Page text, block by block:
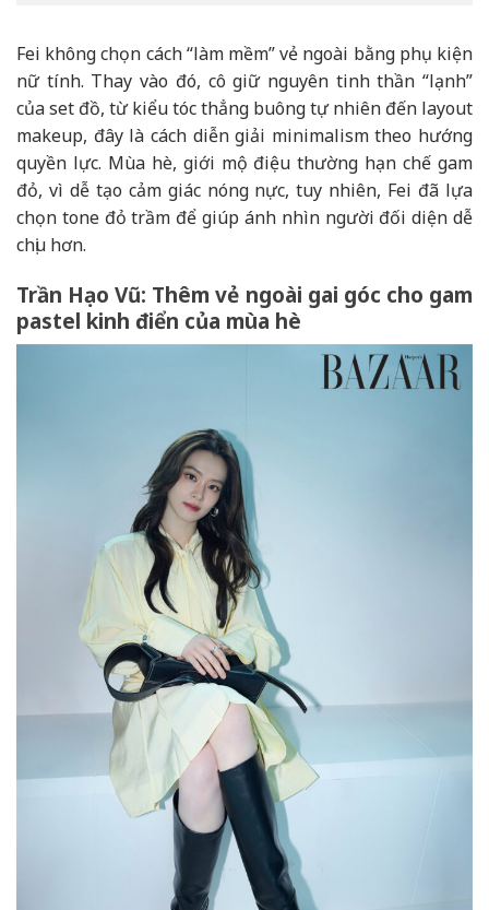
Fei không chọn cách “làm mềm” vẻ ngoài bằng phụ kiện
nữ tính. Thay vào đó, cô giữ nguyên tinh thần “lạnh”
của set đồ, từ kiểu tóc thẳng buông tự nhiên đến layout
makeup, đây là cách diễn giải minimalism theo hướng
quyền lực. Mùa hè, giới mộ điệu thường hạn chế gam
đỏ, vì dễ tạo cảm giác nóng nực, tuy nhiên, Fei đã lựa
chọn tone đỏ trầm để giúp ánh nhìn người đối diện dễ
chịu hơn.
Trần Hạo Vũ: Thêm vẻ ngoài gai góc cho gam
pastel kinh điển của mùa hè